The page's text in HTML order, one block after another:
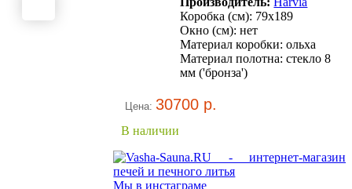
Коробка (см): 79x189
Окно (см): нет
Материал коробки: ольха
Материал полотна: стекло 8
мм ('бронза')
Цена: 30700 р.
В наличии
Мы в инстаграме